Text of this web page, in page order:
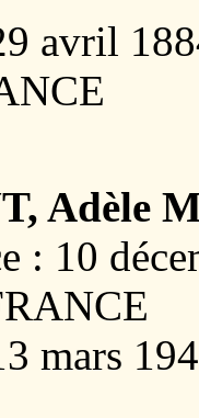
avril
Adèle
: 10
mars